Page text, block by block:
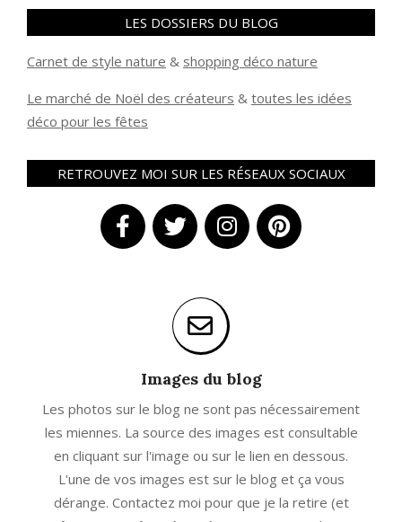
LES DOSSIERS DU BLOG
Carnet de style nature & shopping déco nature
Le marché de Noël des créateurs & toutes les idées
déco pour les fêtes
RETROUVEZ MOI SUR LES RÉSEAUX SOCIAUX
Images du blog
Les photos sur le blog ne sont pas nécessairement
les miennes. La source des images est consultable
en cliquant sur l'image ou sur le lien en dessous.
L'une de vos images est sur le blog et ça vous
dérange. Contactez moi pour que je la retire (et